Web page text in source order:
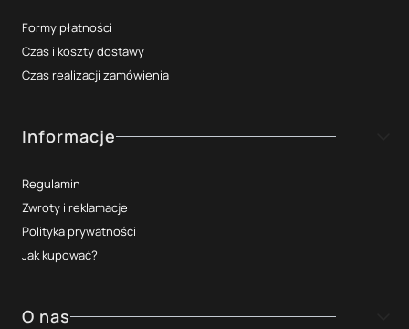
Formy płatności
Czas i koszty dostawy
Czas realizacji zamówienia
Informacje
Regulamin
Zwroty i reklamacje
Polityka prywatności
Jak kupować?
O nas